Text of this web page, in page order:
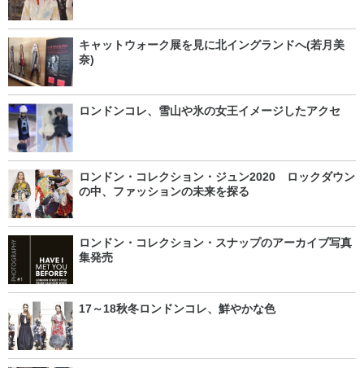
キャットウォーク展を見に北イングランドへ(若月美
奈)
ロンドンコレ、雪山や氷の女王イメージしたアクセ
ロンドン・コレクション・ジュン2020 ロックダウン
の中、ファッションの未来を探る
ロンドン・コレクション・スナップのアーカイブ写真
集発売
17～18秋冬ロンドンコレ、鮮やかな色